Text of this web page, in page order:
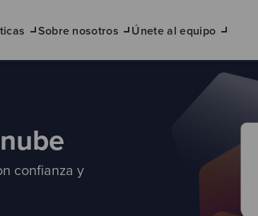
Sobre nosotros Únete al equipo
confianza y